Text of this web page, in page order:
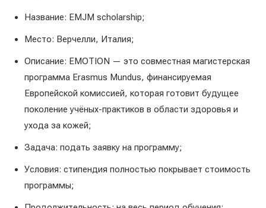
Название: EMJM scholarship;
Место: Верчелли, Италия;
Описание: EMOTION — это совместная магистерская
программа Erasmus Mundus, финансируемая
Европейской комиссией, которая готовит будущее
поколение учёных-практиков в области здоровья и
ухода за кожей;
Задача: подать заявку на программу;
Условия: стипендия полностью покрывает стоимость
программы;